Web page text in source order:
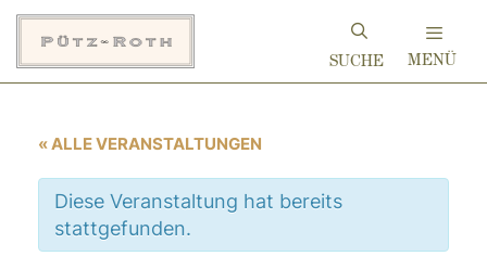
Zum
Inhalt
springen
MENÜ
« ALLE VERANSTALTUNGEN
Diese Veranstaltung hat bereits
stattgefunden.